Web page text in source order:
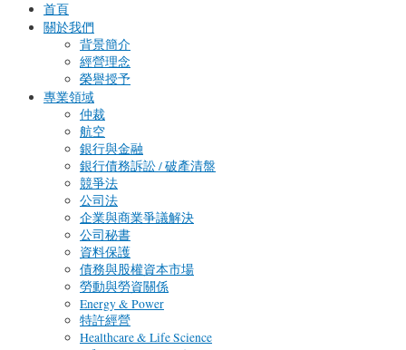
首頁
關於我們
背景簡介
經營理念
榮譽授予
專業領域
仲裁
航空
銀行與金融
銀行債務訴訟 / 破產清盤
競爭法
公司法
企業與商業爭議解決
公司秘書
資料保護
債務與股權資本市場
勞動與勞資關係
Energy & Power
特許經營
Healthcare & Life Science